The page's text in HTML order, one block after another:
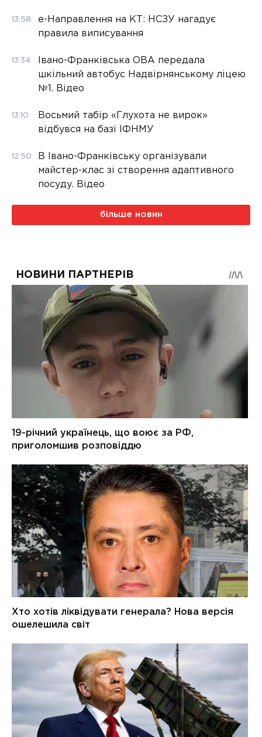
13:58
е-Направлення на КТ: НСЗУ нагадує
правила виписування
13:34
Івано-Франківська ОВА передала
шкільний автобус Надвірнянському ліцею
№1. Відео
13:10
Восьмий табір «Глухота не вирок»
відбувся на базі ІФНМУ
12:50
В Івано-Франківську організували
майстер-клас зі створення адаптивного
посуду. Відео
більше новин